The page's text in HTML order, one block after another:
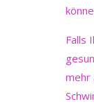
Falls
mehr